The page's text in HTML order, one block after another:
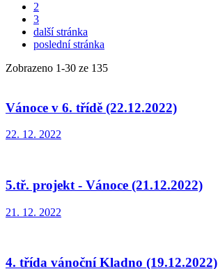
2
3
další stránka
poslední stránka
Zobrazeno 1-30 ze 135
Vánoce v 6. třídě (22.12.2022)
22. 12. 2022
5.tř. projekt - Vánoce (21.12.2022)
21. 12. 2022
4. třída vánoční Kladno (19.12.2022)